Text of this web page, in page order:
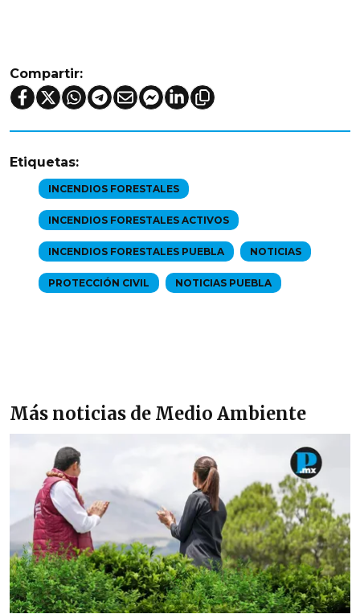
Compartir:
Etiquetas:
INCENDIOS FORESTALES
INCENDIOS FORESTALES ACTIVOS
INCENDIOS FORESTALES PUEBLA NOTICIAS
PROTECCIÓN CIVIL NOTICIAS PUEBLA
Más noticias de Medio Ambiente